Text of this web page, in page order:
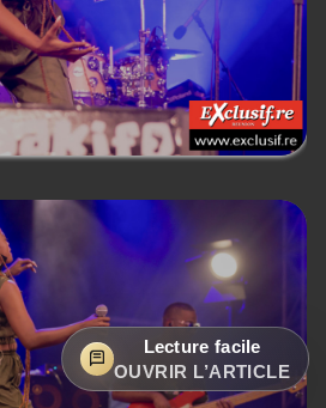
Lecture facile
OUVRIR L’ARTICLE